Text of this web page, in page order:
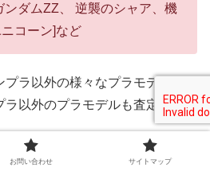
ンダムZZ、 逆襲のシャア、機
コーン]など
プラ以外の様々なプラモデルを取
ラ以外のプラモデルも査定対象と
お問い合わせ サイトマップ